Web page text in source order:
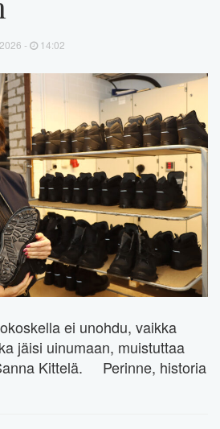
- 14:02
ei unohdu, vaikka
jäisi uinumaan, muistuttaa
Kittelä. Perinne, historia